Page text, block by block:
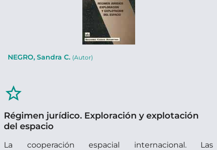
NEGRO, Sandra C. (Autor)
star_border
Régimen jurídico. Exploración y explotación
del espacio
La cooperación espacial internacional. Las